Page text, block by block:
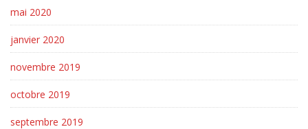
mai 2020
janvier 2020
novembre 2019
octobre 2019
septembre 2019